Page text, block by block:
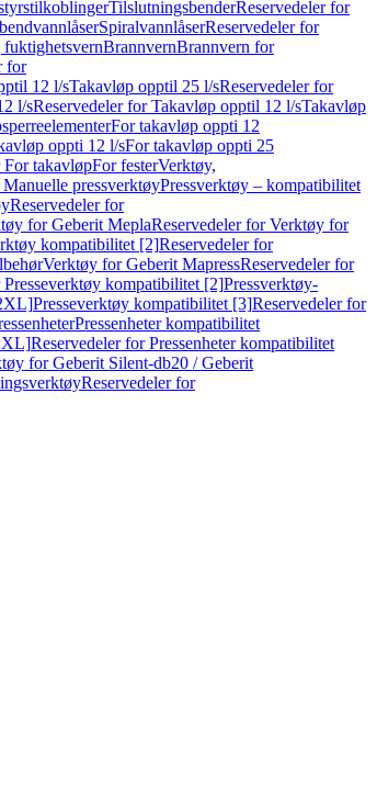
TilslutningsbenderReservedeler for
SpiralvannlåserReservedeler for
BrannvernBrannvern for
for
12 l/sTakavløp opptil 25 l/sReservedeler for
l/sReservedeler for Takavløp opptil 12 l/sTakavløp
For takavløp oppti 12
oppti 12 l/sFor takavløp oppti 25
For takavløpFor festerVerktøy,
pressverktøyPressverktøy – kompatibilitet
Reservedeler for
for Geberit MeplaReservedeler for Verktøy for
kompatibilitet [2]Reservedeler for
Verktøy for Geberit MapressReservedeler for
Presseverktøy kompatibilitet [2]Pressverktøy-
Presseverktøy kompatibilitet [3]Reservedeler for
Pressenheter kompatibilitet
Reservedeler for Pressenheter kompatibilitet
for Geberit Silent-db20 / Geberit
Reservedeler for